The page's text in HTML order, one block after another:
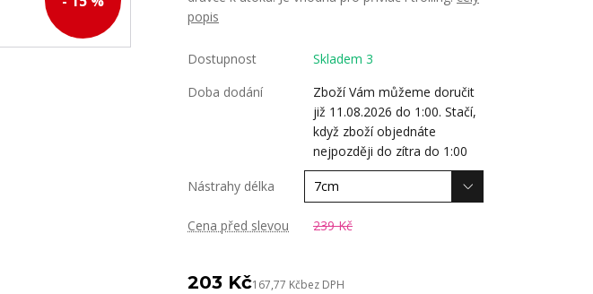
popis
Dostupnost
Skladem 3
Doba dodání
Zboží Vám můžeme doručit
již 11.08.2026 do 1:00. Stačí,
když zboží objednáte
nejpozději do zítra do 1:00
Nástrahy délka
Cena před slevou 239 Kč
203 Kč167,77 Kčbez DPH